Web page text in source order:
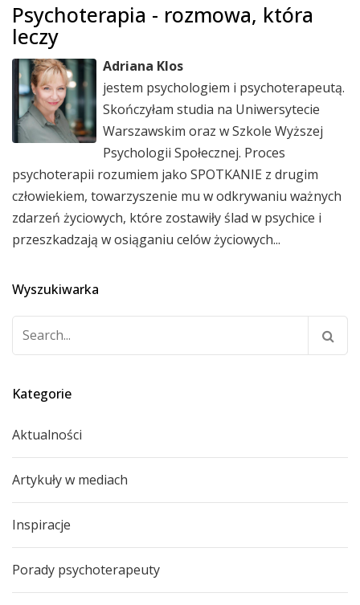
Psychoterapia - rozmowa, która
leczy
Adriana Klos
jestem psychologiem i psychoterapeutą.
Skończyłam studia na Uniwersytecie
Warszawskim oraz w Szkole Wyższej
Psychologii Społecznej. Proces
psychoterapii rozumiem jako SPOTKANIE z drugim
człowiekiem, towarzyszenie mu w odkrywaniu ważnych
zdarzeń życiowych, które zostawiły ślad w psychice i
przeszkadzają w osiąganiu celów życiowych...
Wyszukiwarka
Kategorie
Aktualności
Artykuły w mediach
Inspiracje
Porady psychoterapeuty